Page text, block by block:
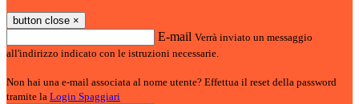
button close ×
E-mail Verrà inviato un messaggio
all'indirizzo indicato con le istruzioni necessarie.
Non hai una e-mail associata al nome utente? Effettua il reset della password
tramite la Login Spaggiari